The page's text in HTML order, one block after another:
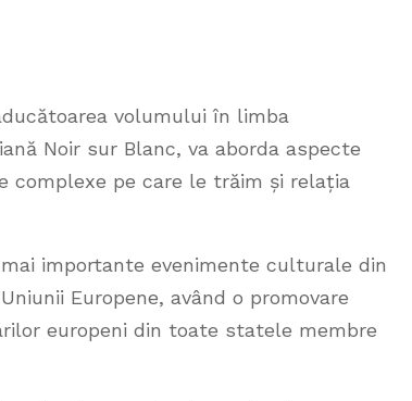
volumului în limba
Noir sur Blanc, va aborda aspecte
complexe pe care le trăim și relația
importante evenimente culturale din
Europene, având o promovare
europeni din toate statele membre